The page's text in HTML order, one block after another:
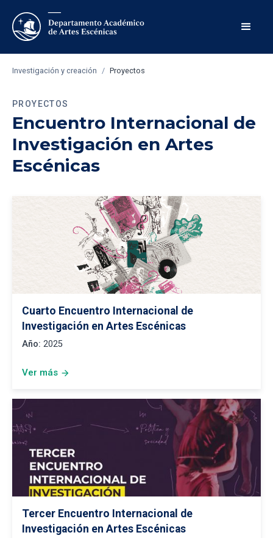
Investigación y creación / Proyectos
PROYECTOS
Encuentro Internacional de
Investigación en Artes
Escénicas
Cuarto Encuentro Internacional de
Investigación en Artes Escénicas
Año: 2025
Ver más arrow_forward
Tercer Encuentro Internacional de
Investigación en Artes Escénicas